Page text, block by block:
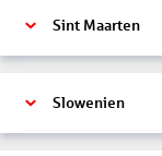
Sint Maarten
Slowenien